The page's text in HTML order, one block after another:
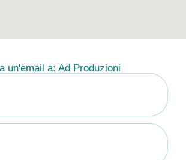
un'email a: Ad Produzioni